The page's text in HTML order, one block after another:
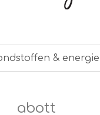
& energie
abott